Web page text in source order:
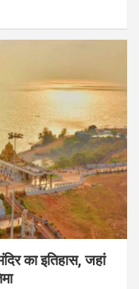
का इतिहास, जहां